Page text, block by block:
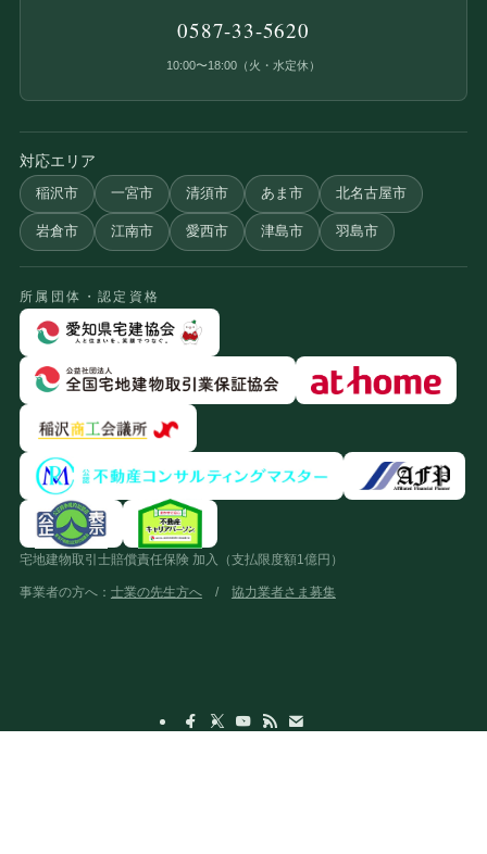
0587-33-5620
10:00〜18:00（火・水定休）
対応エリア
稲沢市 一宮市 清須市 あま市 北名古屋市
岩倉市 江南市 愛西市 津島市 羽島市
所属団体・認定資格
宅地建物取引士賠償責任保険 加入（支払限度額1億円）
事業者の方へ： 士業の先生方へ/ 協力業者さま募集